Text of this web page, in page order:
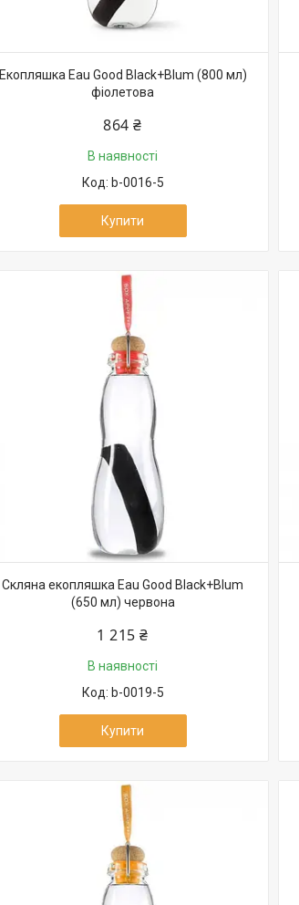
Екопляшка Eau Good Black+Blum (800 мл)
фіолетова
864 ₴
В наявності
b-0016-5
Купити
Скляна екопляшка Eau Good Black+Blum
(650 мл) червона
1 215 ₴
В наявності
b-0019-5
Купити